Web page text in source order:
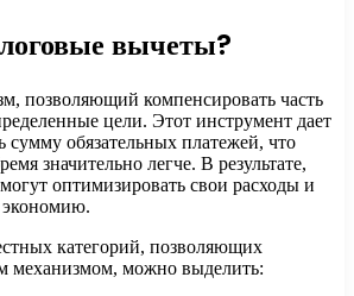
вычеты?
позволяющий компенсировать часть
цели. Этот инструмент дает
сумму обязательных платежей, что
значительно легче. В результате,
оптимизировать свои расходы и
категорий, позволяющих
механизмом, можно выделить: